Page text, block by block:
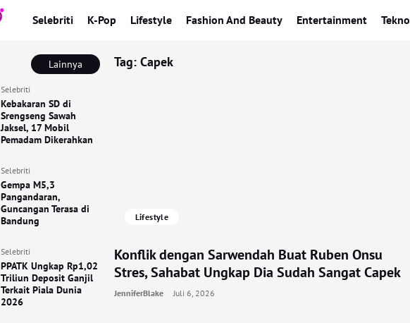
Selebriti K-Pop Lifestyle Fashion And Beauty Entertainment Tekno
Lainnya
Selebriti
Kebakaran SD di
Srengseng Sawah
Jaksel, 17 Mobil
Pemadam Dikerahkan
Selebriti
Gempa M5,3
Pangandaran,
Guncangan Terasa di
Bandung
Selebriti
PPATK Ungkap Rp1,02
Triliun Deposit Ganjil
Terkait Piala Dunia
2026
Tag: Capek
Lifestyle
Konflik dengan Sarwendah Buat Ruben Onsu
Stres, Sahabat Ungkap Dia Sudah Sangat Capek
JenniferBlake Juli 6, 2026